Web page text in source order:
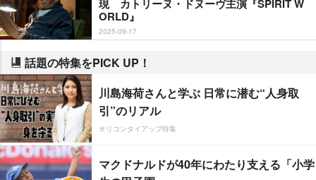
現 カトリーヌ・ドヌーヴ主演『SPIRIT W
ORLD』
2025-09-17
話題の特集をPICK UP！
川島海荷さんと学ぶ 日常に潜む“人身取
引”のリアル
オリコンタイアップ特集
マクドナルドが40年にわたり支える「小学